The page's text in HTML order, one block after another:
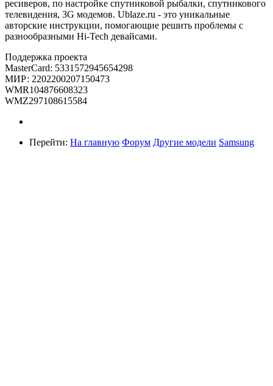
ресиверов, по настройке спутниковой рыбалки, спутникового
телевидения, 3G модемов. Ublaze.ru - это уникальные
авторские инструкции, помогающие решить проблемы с
разнообразными Hi-Tech девайсами.
Поддержка проекта
MasterCard: 5331572945654298
МИР: 2202200207150473
WMR104876608323
WMZ297108615584
Перейти: На главную Форум Другие модели Samsung